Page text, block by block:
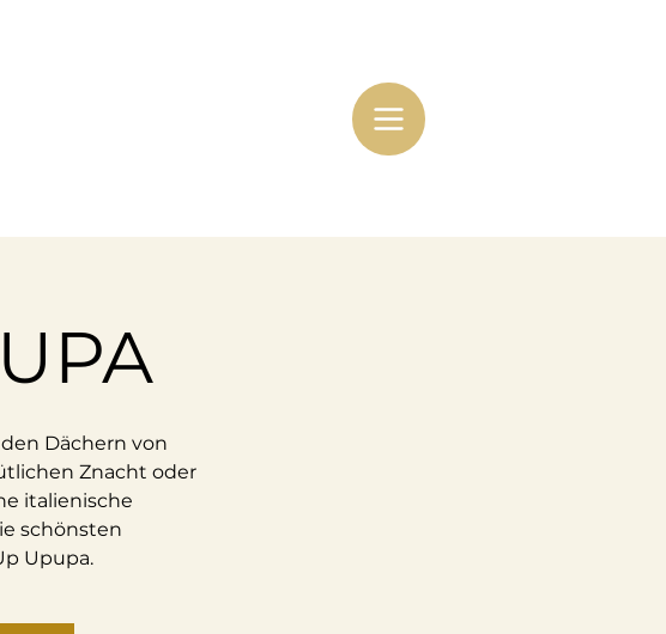
Dächern von
Znacht oder
italienische
schönsten
Upupa.